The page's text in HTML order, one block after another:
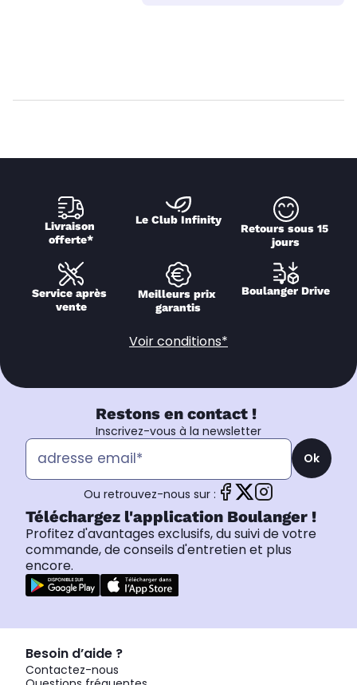
Livraison
offerte*
Le Club Infinity
Retours sous 15
jours
Service après
vente
Meilleurs prix
garantis
Boulanger Drive
Voir conditions*
Restons en contact !
Inscrivez-vous à la newsletter
Ok
Ou retrouvez-nous sur :
Téléchargez l'application Boulanger !
Profitez d'avantages exclusifs, du suivi de votre
commande, de conseils d'entretien et plus
encore.
Besoin d’aide ?
Contactez-nous